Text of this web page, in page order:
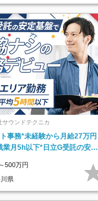
サウンドテクニカ
事務*未経験から月給27万円
業月5h以下*日立G受託の安定
500万円
県